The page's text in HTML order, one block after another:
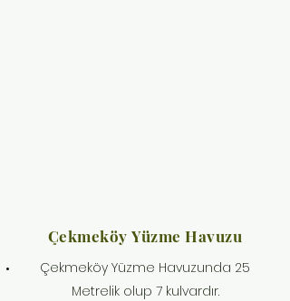
Çekmeköy Yüzme Havuzu
Çekmeköy Yüzme Havuzunda 25
Metrelik olup 7 kulvardır.